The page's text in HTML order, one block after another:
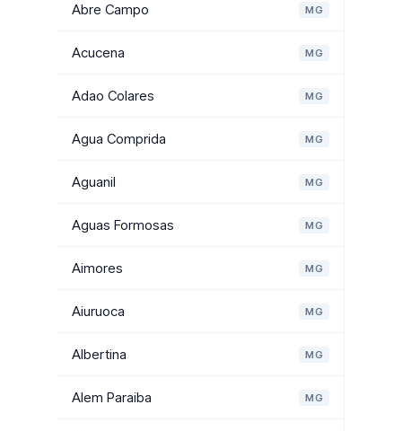
Abre Campo MG
Acucena MG
Adao Colares MG
Agua Comprida MG
Aguanil MG
Aguas Formosas MG
Aimores MG
Aiuruoca MG
Albertina MG
Alem Paraiba MG